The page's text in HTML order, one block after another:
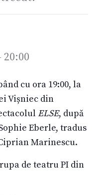
20:00
cu ora 19:00, la
Vișniec din
ELSE, după
Eberle, tradus
Marinescu.
de teatru PI din